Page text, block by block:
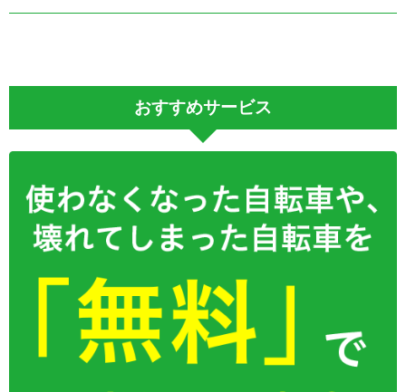
おすすめサービス